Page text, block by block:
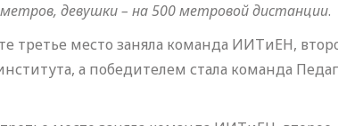
девушки – на 500 метровой дистанции.
третье место заняла команда ИИТиЕН,
а победителем стала команда